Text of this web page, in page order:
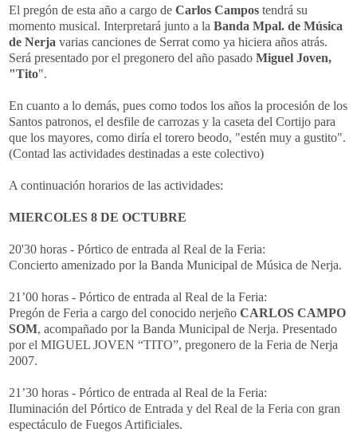
El pregón de esta año a cargo de Carlos Campos tendrá su
momento musical. Interpretará junto a la Banda Mpal. de Música
de Nerja varias canciones de Serrat como ya hiciera años atrás.
Será presentado por el pregonero del año pasado Miguel Joven,
"Tito".
En cuanto a lo demás, pues como todos los años la procesión de los
Santos patronos, el desfile de carrozas y la caseta del Cortijo para
que los mayores, como diría el torero beodo, "estén muy a gustito".
(Contad las actividades destinadas a este colectivo)
A continuación horarios de las actividades:
MIERCOLES 8 DE OCTUBRE
20'30 horas - Pórtico de entrada al Real de la Feria:
Concierto amenizado por la Banda Municipal de Música de Nerja.
21’00 horas - Pórtico de entrada al Real de la Feria:
Pregón de Feria a cargo del conocido nerjeño CARLOS CAMPO
SOM, acompañado por la Banda Municipal de Nerja. Presentado
por el MIGUEL JOVEN “TITO”, pregonero de la Feria de Nerja
2007.
21’30 horas - Pórtico de entrada al Real de la Feria:
Iluminación del Pórtico de Entrada y del Real de la Feria con gran
espectáculo de Fuegos Artificiales.